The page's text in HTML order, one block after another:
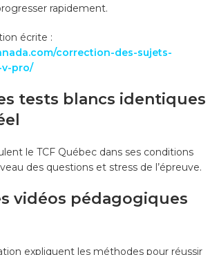
rapidement.
écrite :
correction-des-sujets-
v-pro/
tests blancs identiques
le TCF Québec dans ses conditions
des questions et stress de l’épreuve.
vidéos pédagogiques
expliquent les méthodes pour réussir